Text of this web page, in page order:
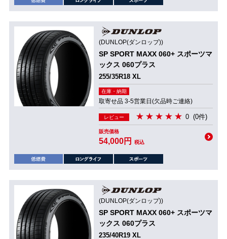
(DUNLOP(ダンロップ))
SP SPORT MAXX 060+ スポーツマ
ックス 060プラス
255/35R18 XL
在庫・納期
取寄せ品 3-5営業日(欠品時ご連絡)
レビュー 0 (0件)
販売価格
54,000円 税込
(DUNLOP(ダンロップ))
SP SPORT MAXX 060+ スポーツマ
ックス 060プラス
235/40R19 XL